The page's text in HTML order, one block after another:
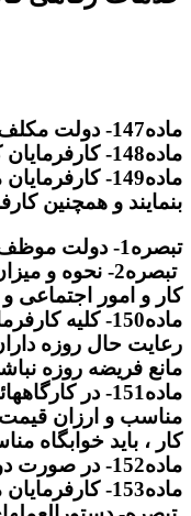
ماده147- دولت مکلف است خدمات بهداشتی و درمانی را برای کارگران و کشاورزان مشمول این قانون و خانواده آنها فراهم سازد.
ماده148- کارفرمایان کارگاههای مشمول این قانون مکلفند بر اساس قانون تامین اجتماعی، نسبت به بیمه نمودن کارگران واحد خود اقدام نمایند.
ماده149-
بنمایند و همچنین
تبصره1- دولت موظف است با استفاده از تسهیلات بانکی و امکانات وزارت مسکن و شهرسازی، شهرداریها و سایر دستگاههای ذیربط همکاری لازم را بنماید.
تبصره2-
کار و امور
ماده150-
رعایت حال روزه
مانع فریضه روزه
ماده151- در
مناسب و ارزان قیمت
کار ، باید خوابگاه
ماده152- در صورت دوری کارگاه و عدم تکافوی وسیله نقلیه عمومی ، صاحب کار باید برای رفت و برگشت کارکنان خود وسیله نقلیه مناسب در اختیار آنان قرار دهد.
ماده153- کارفرمایان مکلفند برای ایجاد و اداره امور شرکتهای تعاونی کارگران کارگاه خود ، تسهیلات لازم را از قبیل محل ، وسایل کار و امثال اینها فراهم نمایند.